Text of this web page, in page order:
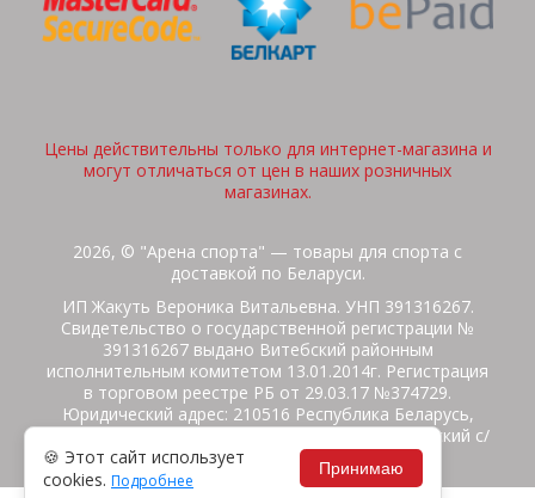
Цены действительны только для интернет-магазина и
могут отличаться от цен в наших розничных
магазинах.
2026, © "Арена спорта" — товары для спорта с
доставкой по Беларуси.
ИП Жакуть Вероника Витальевна. УНП 391316267.
Свидетельство о государственной регистрации №
391316267 выдано Витебский районным
исполнительным комитетом 13.01.2014г. Регистрация
в торговом реестре РБ от 29.03.17 №374729.
Юридический адрес: 210516 Республика Беларусь,
Витебская область, Витебский район, Бабиничский с/
с, аг.Ольгово, ул.Школьная
🍪 Этот сайт использует
cookies. Подробнее
Принимаю